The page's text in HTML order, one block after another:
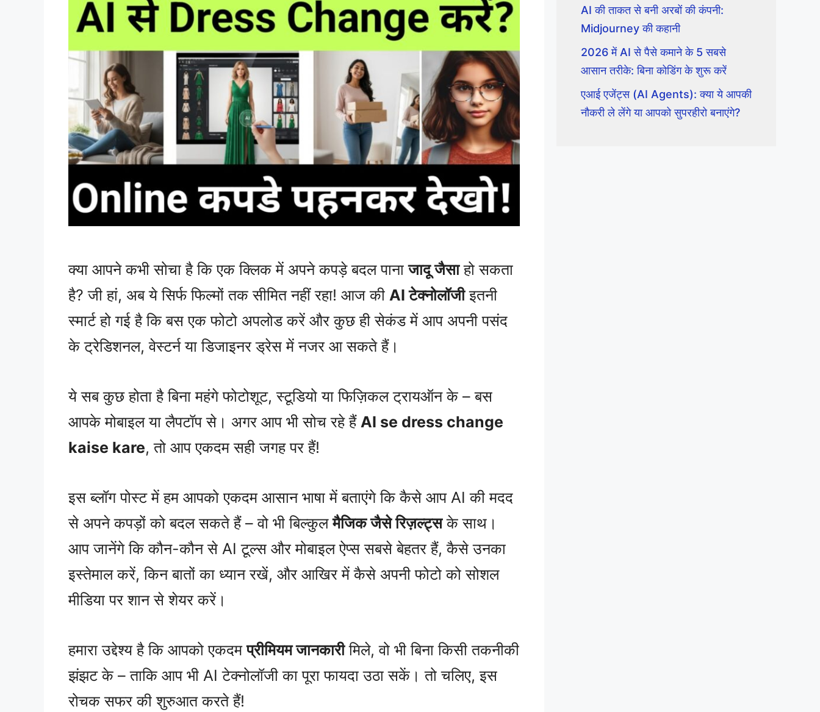
क्या आपने कभी सोचा है कि एक क्लिक में अपने कपड़े बदल पानाजादू जैसाहो सकता
है? जी हां, अब ये सिर्फ फिल्मों तक सीमित नहीं रहा! आज की AI टेक्नोलॉजीइतनी
स्मार्ट हो गई है कि बस एक फोटो अपलोड करें और कुछ ही सेकंड में आप अपनी पसंद
के ट्रेडिशनल, वेस्टर्न या डिजाइनर ड्रेस में नजर आ सकते हैं।
ये सब कुछ होता है बिना महंगे फोटोशूट, स्टूडियो या फिज़िकल ट्रायऑन के – बस
आपके मोबाइल या लैपटॉप से। अगर आप भी सोच रहे हैं AI se dress change
kaise kare, तो आप एकदम सही जगह पर हैं!
इस ब्लॉग पोस्ट में हम आपको एकदम आसान भाषा में बताएंगे कि कैसे आप AI की मदद
से अपने कपड़ों को बदल सकते हैं – वो भी बिल्कुलमैजिक जैसे रिज़ल्ट्सके साथ।
आप जानेंगे कि कौन-कौन से AI टूल्स और मोबाइल ऐप्स सबसे बेहतर हैं, कैसे उनका
इस्तेमाल करें, किन बातों का ध्यान रखें, और आखिर में कैसे अपनी फोटो को सोशल
मीडिया पर शान से शेयर करें।
हमारा उद्देश्य है कि आपको एकदमप्रीमियम जानकारीमिले, वो भी बिना किसी तकनीकी
झंझट के – ताकि आप भी AI टेक्नोलॉजी का पूरा फायदा उठा सकें। तो चलिए, इस
रोचक सफर की शुरुआत करते हैं!
AI की ताकत से बनी अरबों की कंपनी:
Midjourney की कहानी
2026 में AI से पैसे कमाने के 5 सबसे
आसान तरीके: बिना कोडिंग के शुरू करें
एआई एजेंट्स (AI Agents): क्या ये आपकी
नौकरी ले लेंगे या आपको सुपरहीरो बनाएंगे?